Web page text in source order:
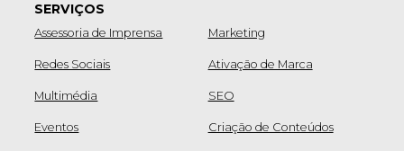
SERVIÇOS
Assessoria de Imprensa
Redes Sociais
Multimédia
Eventos
Marketing
Ativação de Marca
SEO
Criação de Conteúdos